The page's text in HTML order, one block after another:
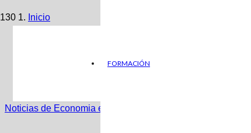
FORMACIÓN
Inicio
Noticias de Economia en ABC